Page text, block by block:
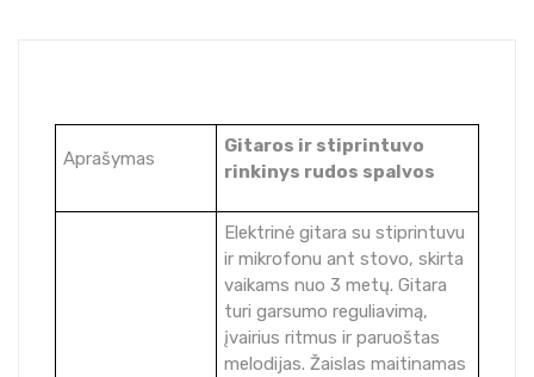
Aprašymas
Gitaros ir stiprintuvo
rinkinys rudos spalvos
Elektrinė gitara su stiprintuvu
ir mikrofonu ant stovo, skirta
vaikams nuo 3 metų. Gitara
turi garsumo reguliavimą,
įvairius ritmus ir paruoštas
melodijas. Žaislas maitinamas